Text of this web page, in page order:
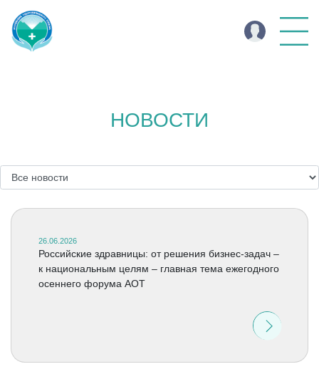
НОВОСТИ
26.06.2026
Российские здравницы: от решения бизнес-задач –
к национальным целям – главная тема ежегодного
осеннего форума АОТ